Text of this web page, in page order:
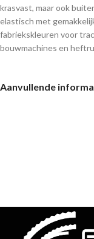
krasvast, maar ook
elastisch met
fabriekskleuren voor
bouwmachines en
Aanvullende